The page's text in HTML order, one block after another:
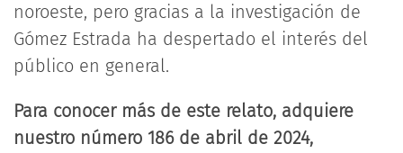
noroeste, pero gracias a la investigación de
Gómez Estrada ha despertado el interés del
público en general.
Para conocer más de este relato, adquiere
nuestro número 186 de abril de 2024,